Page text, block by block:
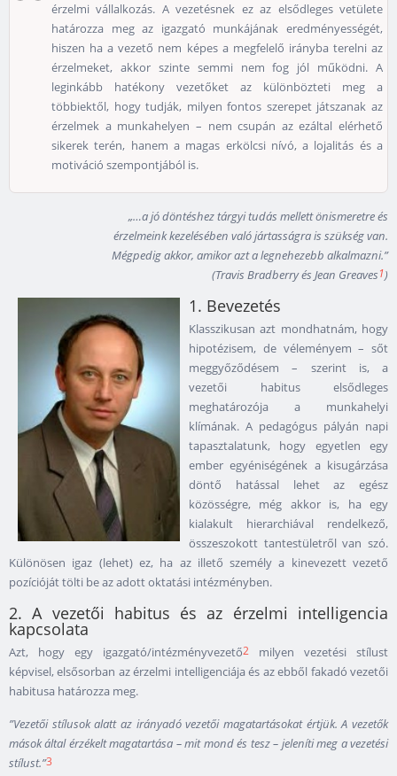
érzelmi vállalkozás. A vezetésnek ez az elsődleges vetülete
határozza meg az igazgató munkájának eredményességét,
hiszen ha a vezető nem képes a megfelelő irányba terelni az
érzelmeket, akkor szinte semmi nem fog jól működni. A
leginkább hatékony vezetőket az különbözteti meg a
többiektől, hogy tudják, milyen fontos szerepet játszanak az
érzelmek a munkahelyen – nem csupán az ezáltal elérhető
sikerek terén, hanem a magas erkölcsi nívó, a lojalitás és a
motiváció szempontjából is.
„…a jó döntéshez tárgyi tudás mellett önismeretre és
érzelmeink kezelésében való jártasságra is szükség van.
Mégpedig akkor, amikor azt a legnehezebb alkalmazni.”
(Travis Bradberry és Jean Greaves1)
1. Bevezetés
Klasszikusan azt mondhatnám, hogy
hipotézisem, de véleményem – sőt
meggyőződésem – szerint is, a
vezetői habitus elsődleges
meghatározója a munkahelyi
klímának. A pedagógus pályán napi
tapasztalatunk, hogy egyetlen egy
ember egyéniségének a kisugárzása
döntő hatással lehet az egész
közösségre, még akkor is, ha egy
kialakult hierarchiával rendelkező,
összeszokott tantestületről van szó.
Különösen igaz (lehet) ez, ha az illető személy a kinevezett vezető
pozícióját tölti be az adott oktatási intézményben.
2. A vezetői habitus és az érzelmi intelligencia
kapcsolata
Azt, hogy egy igazgató/intézményvezető2
milyen vezetési stílust
képvisel, elsősorban az érzelmi intelligenciája és az ebből fakadó vezetői
habitusa határozza meg.
”Vezetői stílusok alatt az irányadó vezetői magatartásokat értjük. A vezetők
mások által érzékelt magatartása – mit mond és tesz – jeleníti meg a vezetési
stílust.”3